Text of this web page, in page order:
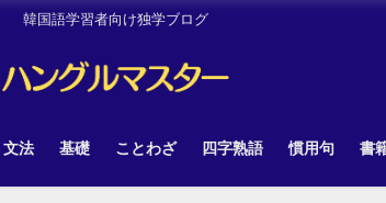
韓国語学習者向け独学ブログ
文法 基礎 ことわざ 四字熟語 慣用句 書